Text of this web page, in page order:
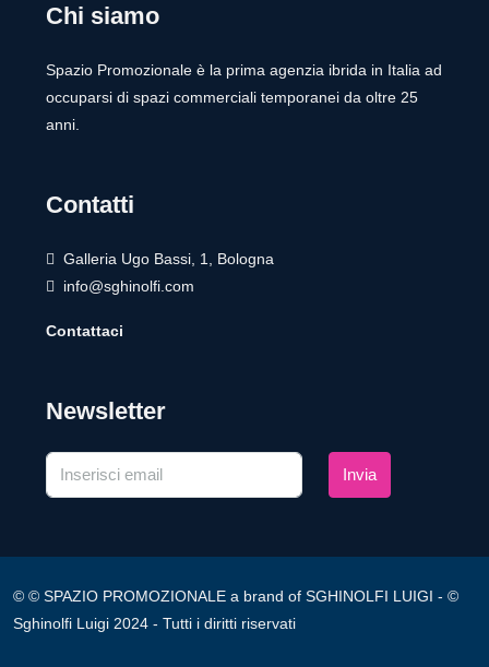
Chi siamo
Spazio Promozionale è la prima agenzia ibrida in Italia ad
occuparsi di spazi commerciali temporanei da oltre 25
anni.
Contatti
Galleria Ugo Bassi, 1, Bologna
info@sghinolfi.com
Contattaci
Newsletter
Invia
© © SPAZIO PROMOZIONALE a brand of SGHINOLFI LUIGI - ©
Sghinolfi Luigi 2024 - Tutti i diritti riservati